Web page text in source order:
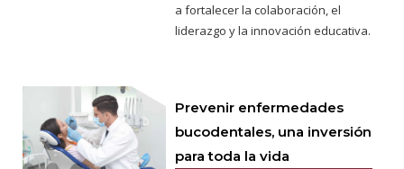
a fortalecer la colaboración, el
liderazgo y la innovación educativa.
Prevenir enfermedades
bucodentales, una inversión
para toda la vida